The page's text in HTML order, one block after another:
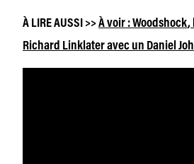
À LIRE AUSSI >>À voir :Woodshock,
Richard Linklater avec un Daniel